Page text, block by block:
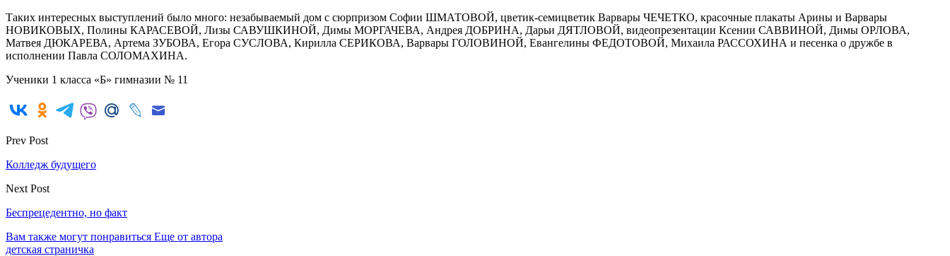
Таких интересных выступлений было много: незабываемый дом с сюрпризом Софии ШМАТОВОЙ, цветик-семицветик Варвары ЧЕЧЕТКО, красочные плакаты Арины и Варвары
НОВИКОВЫХ, Полины КАРАСЕВОЙ, Лизы САВУШКИНОЙ, Димы МОРГАЧЕВА, Андрея ДОБРИНА, Дарьи ДЯТЛОВОЙ, видеопрезентации Ксении САВВИНОЙ, Димы ОРЛОВА,
Матвея ДЮКАРЕВА, Артема ЗУБОВА, Егора СУСЛОВА, Кирилла СЕРИКОВА, Варвары ГОЛОВИНОЙ, Евангелины ФЕДОТОВОЙ, Михаила РАССОХИНА и песенка о дружбе в
исполнении Павла СОЛОМАХИНА.
Ученики 1 класса «Б» гимназии № 11
Prev Post
Колледж будущего
Next Post
Беспрецедентно, но факт
Вам также могут понравиться Еще от автора
детская страничка